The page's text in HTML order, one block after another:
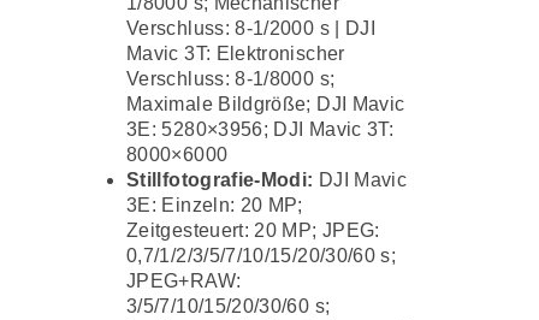
Verschluss: 8-1/2000 s | DJI
Mavic 3T: Elektronischer
Verschluss: 8-1/8000 s;
Maximale Bildgröße; DJI Mavic
3E: 5280×3956; DJI Mavic 3T:
8000×6000
Stillfotografie-Modi: DJI Mavic
3E: Einzeln: 20 MP;
Zeitgesteuert: 20 MP; JPEG:
0,7/1/2/3/5/7/10/15/20/30/60 s;
JPEG+RAW:
3/5/7/10/15/20/30/60 s;